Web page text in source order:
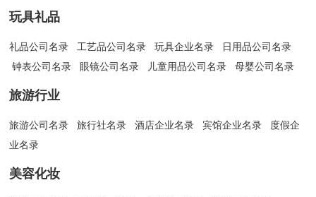
玩具礼品
礼品公司名录 工艺品公司名录 玩具企业名录
日用品公司名录
钟表公司名录
眼镜公司名录 儿童用品公司名录 母婴公司名录
旅游行业
旅游公司名录 旅行社名录 酒店企业名录 宾馆企业名录
度假企
业名录
美容化妆